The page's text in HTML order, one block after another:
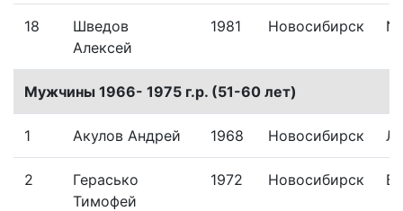
18
Шведов
Алексей
1981 Новосибирск
Мужчины 1966- 1975 г.р. (51-60 лет)
1 Акулов Андрей 1968 Новосибирск
2
Герасько
Тимофей
1972 Новосибирск